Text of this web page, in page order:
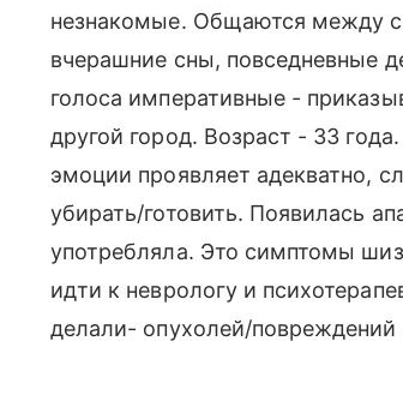
незнакомые. Общаются между
вчерашние сны, повседневные
голоса императивные -
другой город. Возраст - 33
эмоции проявляет адекватно,
убирать/готовить. Появилась
употребляла. Это симптомы
идти к неврологу и
делали- опухолей/повреждений